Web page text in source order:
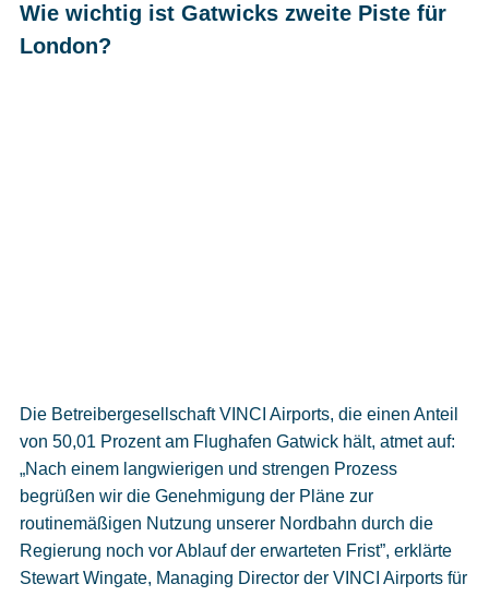
Wie wichtig ist Gatwicks zweite Piste für
London?
Die Betreibergesellschaft VINCI Airports, die einen Anteil
von 50,01 Prozent am Flughafen Gatwick hält, atmet auf:
„Nach einem langwierigen und strengen Prozess
begrüßen wir die Genehmigung der Pläne zur
routinemäßigen Nutzung unserer Nordbahn durch die
Regierung noch vor Ablauf der erwarteten Frist”, erklärte
Stewart Wingate, Managing Director der VINCI Airports für